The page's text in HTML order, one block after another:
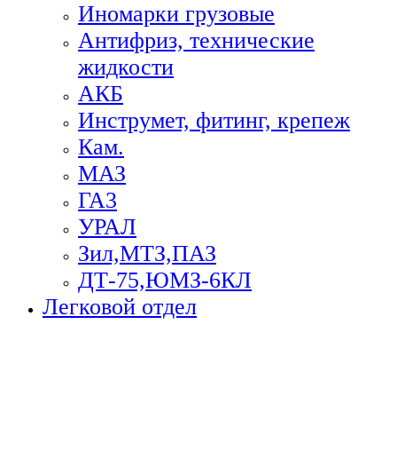
Иномарки грузовые
Антифриз, технические
жидкости
АКБ
Инструмет, фитинг, крепеж
Кам.
МАЗ
ГА3
УРАЛ
Зил,МТЗ,ПАЗ
ДТ-75,ЮМЗ-6КЛ
Легковой отдел